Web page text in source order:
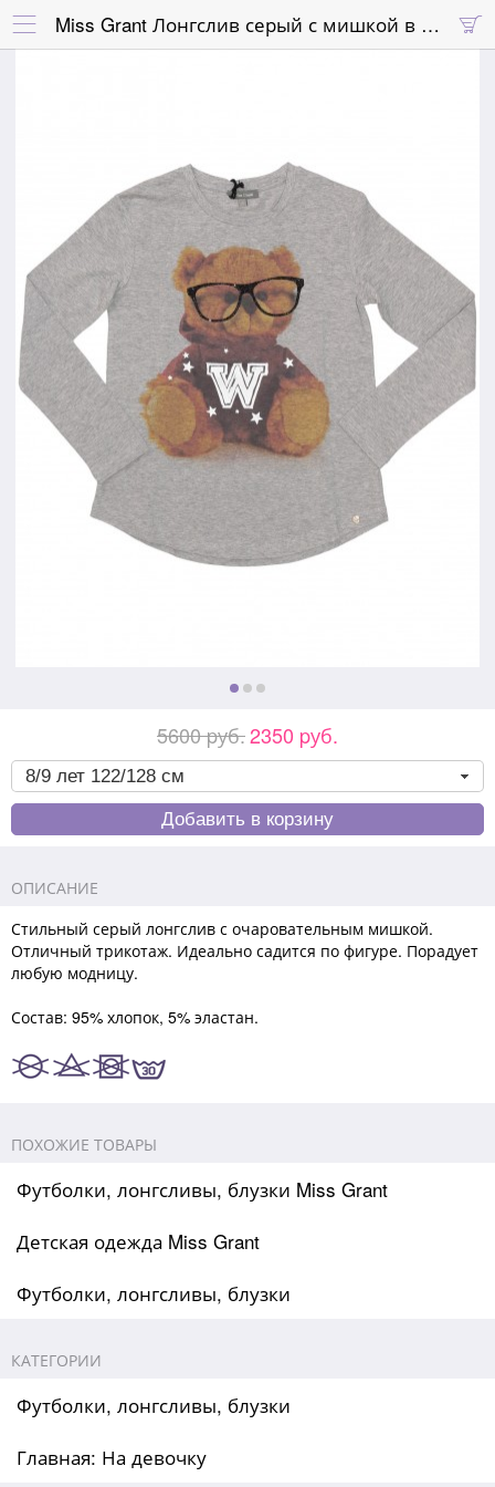
 
Miss Grant Лонгслив серый с мишкой в очках
5600 pуб.2350 pуб.
ОПИСАНИЕ
Стильный серый лонгслив с очаровательным мишкой.
Отличный трикотаж. Идеально садится по фигуре. Порадует
любую модницу.
Состав: 95% хлопок, 5% эластан.
ПОХОЖИЕ ТОВАРЫ
Футболки, лонгсливы, блузки Miss Grant
Детская одежда Miss Grant
Футболки, лонгсливы, блузки
КАТЕГОРИИ
Футболки, лонгсливы, блузки
Главная: На девочку